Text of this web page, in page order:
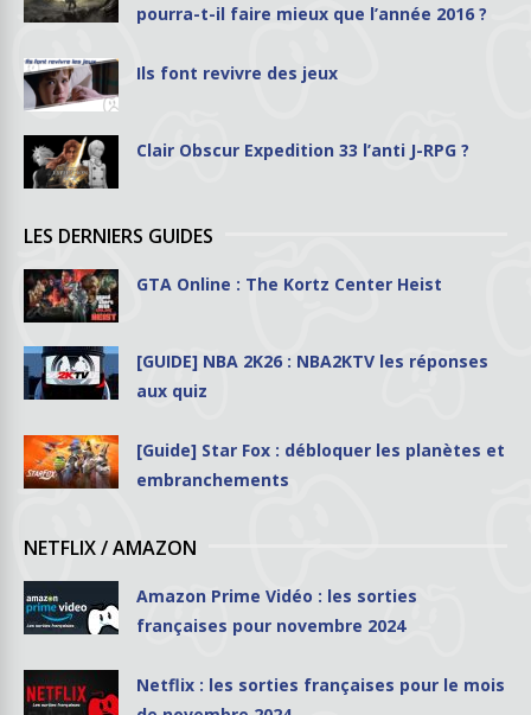
pourra-t-il faire mieux que l’année 2016 ?
Ils font revivre des jeux
Clair Obscur Expedition 33 l’anti J-RPG ?
LES DERNIERS GUIDES
GTA Online : The Kortz Center Heist
[GUIDE] NBA 2K26 : NBA2KTV les réponses
aux quiz
[Guide] Star Fox : débloquer les planètes et
embranchements
NETFLIX / AMAZON
Amazon Prime Vidéo : les sorties
françaises pour novembre 2024
Netflix : les sorties françaises pour le mois